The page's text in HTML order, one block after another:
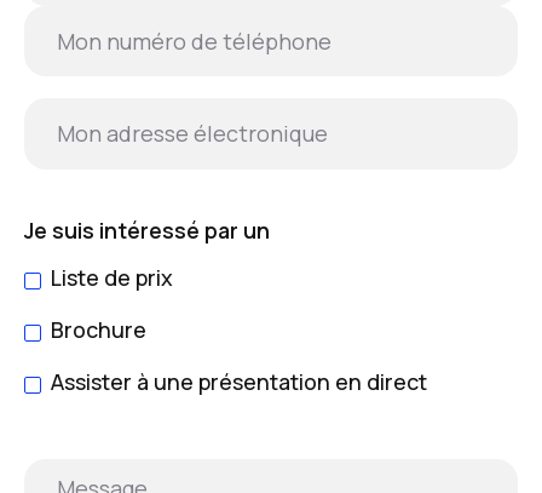
Je suis intéressé par un
Liste de prix
Brochure
Assister à une présentation en direct